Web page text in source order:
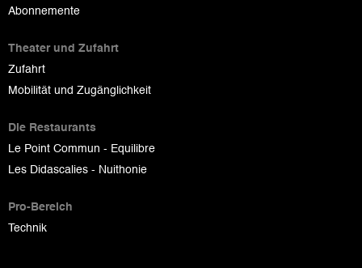
Abonnemente
Theater und Zufahrt
Zufahrt
Mobilität und Zugänglichkeit
Die Restaurants
Le Point Commun - Equilibre
Les Didascalies - Nuithonie
Pro-Bereich
Technik